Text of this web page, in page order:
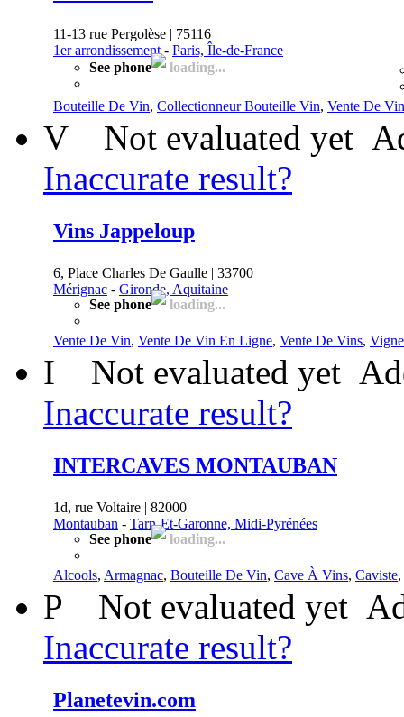
11-13 rue Pergolèse | 75116
1er arrondissement- Paris, Île-de-France
See phone
loading...
Bouteille De Vin, Collectionneur Bouteille Vin, Vente De Vin
V Not evaluated yet
Inaccurate result?
Vins Jappeloup
6, Place Charles De Gaulle | 33700
Mérignac - Gironde, Aquitaine
See phone
loading...
Vente De Vin, Vente De Vin En Ligne, Vente De Vins, Vigne
I Not evaluated yet
Inaccurate result?
INTERCAVES MONTAUBAN
1d, rue Voltaire | 82000
Montauban - Tarn-Et-Garonne, Midi-Pyrénées
See phone
loading...
Alcools, Armagnac, Bouteille De Vin, Cave À Vins, Caviste,
P Not evaluated yet
Inaccurate result?
Planetevin.com